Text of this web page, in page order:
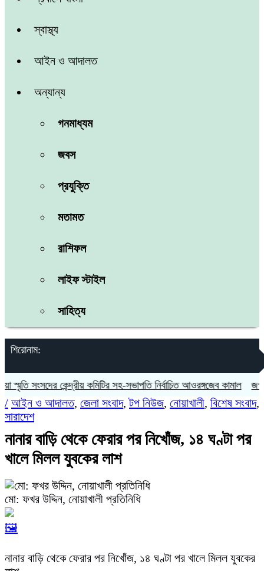
স্বাস্থ্য
আইন ও আদালত
অন্যান্য
গনমাধ্যম
জবস
প্রযুক্তি
মতামত
রাশিফল
লাইফ স্টাইল
সাহিত্য
শিরোনাম:
সংসদের কেন্দ্রীয় কমিটির সহ-সভাপতি নির্বাচিত আওরঙ্গজেব কামাল
/ আইন ও আদালত, জেলা সংবাদ,টপ নিউজ, নোয়াখালী, বিশেষ সংবাদ,
সারাদেশ
নানার বাড়ি থেকে ফেরার পর নিখোঁজ, ১৪ ঘণ্টা পর
খালে মিলল যুবকের লাশ
মো: ফখর উদ্দিন, নোয়াখালী প্রতিনিধি
🖼️
নানার বাড়ি থেকে ফেরার পর নিখোঁজ, ১৪ ঘণ্টা পর খালে মিলল যুবকের